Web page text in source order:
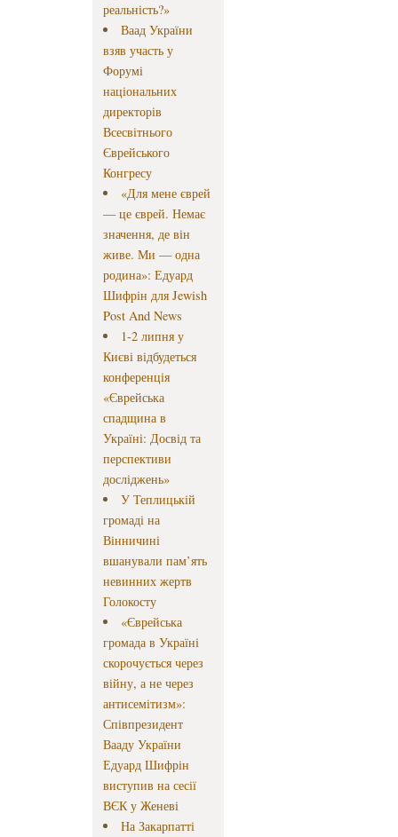
реальність?»
Ваад України
взяв участь у
Форумі
національних
директорів
Всесвітнього
Єврейського
Конгресу
«Для мене єврей
— це єврей. Немає
значення, де він
живе. Ми — одна
родина»: Едуард
Шифрін для Jewish
Post And News
1-2 липня у
Києві відбудеться
конференція
«Єврейська
спадщина в
Україні: Досвід та
перспективи
досліджень»
У Теплицькій
громаді на
Вінничині
вшанували пам’ять
невинних жертв
Голокосту
«Єврейська
громада в Україні
скорочується через
війну, а не через
антисемітизм»:
Співпрезидент
Вааду України
Едуард Шифрін
виступив на сесії
ВЄК у Женеві
На Закарпатті